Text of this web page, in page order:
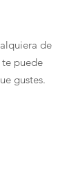
de
puede
gustes.